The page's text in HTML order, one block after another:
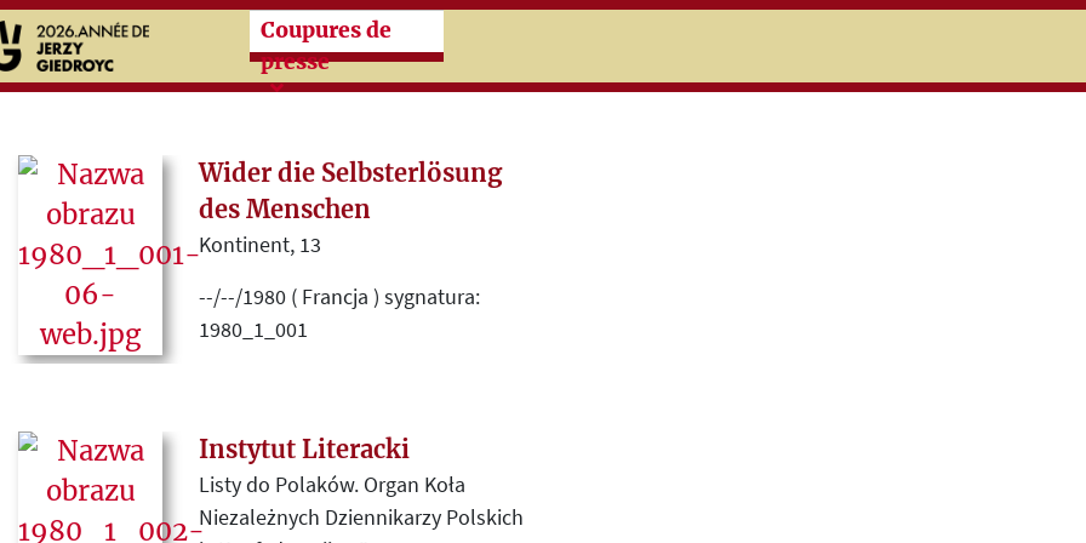
Przeskocz do treści zasadniczej
Coupures de
presse
Wider die Selbsterlösung
des Menschen
Kontinent, 13
--/--/1980 ( Francja ) sygnatura:
1980_1_001
Kołakowskiego, T. 1-3 (Paryż 1976-
1978 Instytut Literacki),
opublikowanego w
Instytut Literacki
Listy do Polaków. Organ Koła
Niezależnych Dziennikarzy Polskich